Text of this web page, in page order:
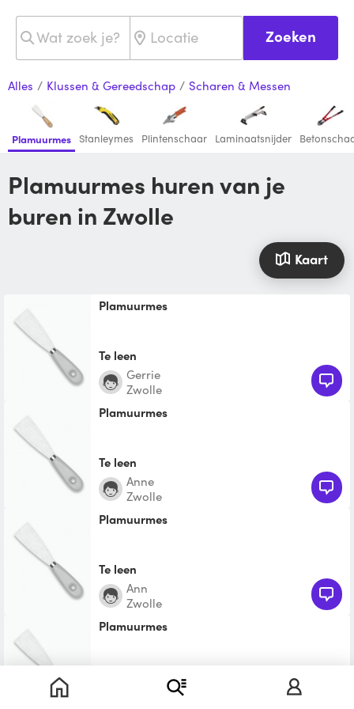
Zoeken
Alles / Klussen & Gereedschap / Scharen & Messen
Plamuurmes Stanleymes Plintenschaar Laminaatsnijder
Plamuurmes huren van je
buren in Zwolle
Kaart
Plamuurmes
Te leen
Gerrie
Zwolle
Plamuurmes
Te leen
Anne
Zwolle
Plamuurmes
Te leen
Ann
Zwolle
Plamuurmes